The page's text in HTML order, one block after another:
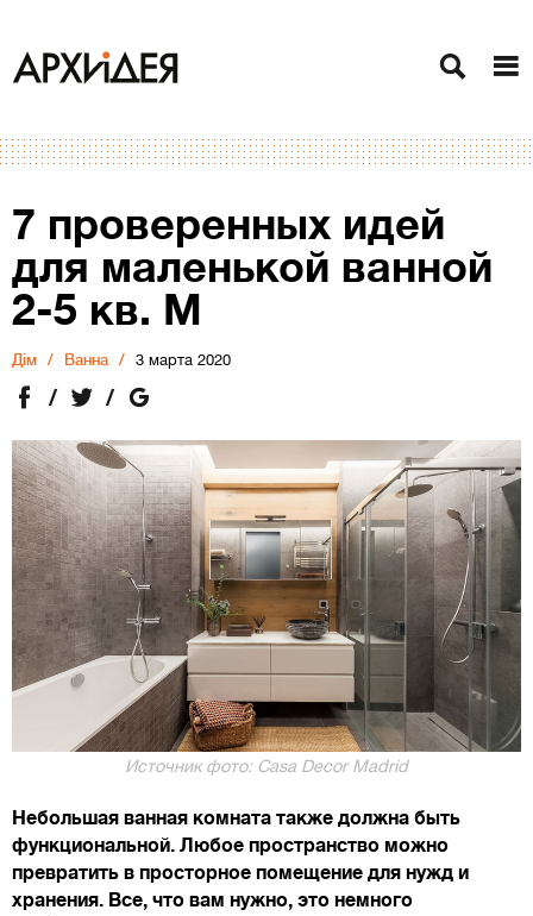
7 проверенных идей
для маленькой ванной
2-5 кв. М
Дiм Ванна 3 марта 2020
Источник фото: Casa Decor Madrid
Небольшая ванная комната также должна быть
функциональной. Любое пространство можно
превратить в просторное помещение для нужд и
хранения. Все, что вам нужно, это немного